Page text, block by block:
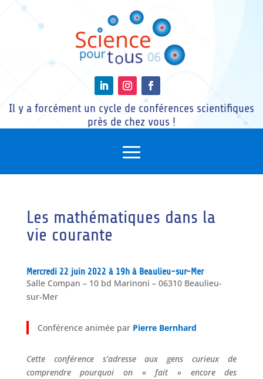
Il y a forcément un cycle de conférences scientifiques
près de chez vous !
Les mathématiques dans la
vie courante
Mercredi 22 juin 2022 à 19h à Beaulieu-sur-Mer
Salle Compan – 10 bd Marinoni – 06310 Beaulieu-
sur-Mer
Conférence animée parPierre Bernhard
Cette conférence s’adresse aux gens curieux de
comprendre pourquoi on « fait » encore des